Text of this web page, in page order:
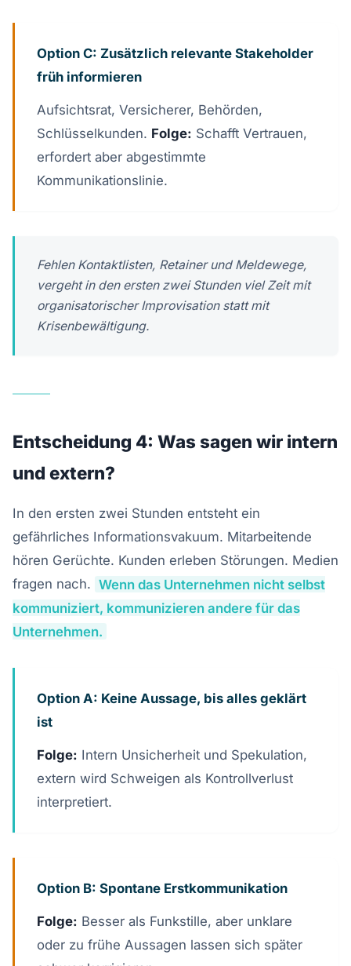
Option C: Zusätzlich relevante Stakeholder
früh informieren
Aufsichtsrat, Versicherer, Behörden,
Schlüsselkunden. Folge: Schafft Vertrauen,
erfordert aber abgestimmte
Kommunikationslinie.
Fehlen Kontaktlisten, Retainer und Meldewege,
vergeht in den ersten zwei Stunden viel Zeit mit
organisatorischer Improvisation statt mit
Krisenbewältigung.
Entscheidung 4: Was sagen wir intern
und extern?
In den ersten zwei Stunden entsteht ein
gefährliches Informationsvakuum. Mitarbeitende
hören Gerüchte. Kunden erleben Störungen. Medien
fragen nach. Wenn das Unternehmen nicht selbst
kommuniziert, kommunizieren andere für das
Unternehmen.
Option A: Keine Aussage, bis alles geklärt
ist
Folge: Intern Unsicherheit und Spekulation,
extern wird Schweigen als Kontrollverlust
interpretiert.
Option B: Spontane Erstkommunikation
Folge: Besser als Funkstille, aber unklare
oder zu frühe Aussagen lassen sich später